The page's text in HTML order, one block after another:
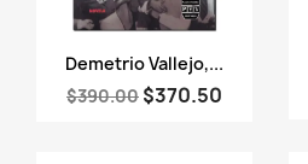
Vista rápida
Demetrio Vallejo,...
$390.00 $370.50